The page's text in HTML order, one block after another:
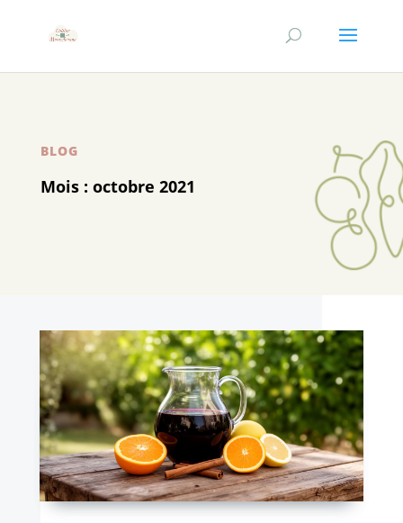
BLOG
Mois : octobre 2021